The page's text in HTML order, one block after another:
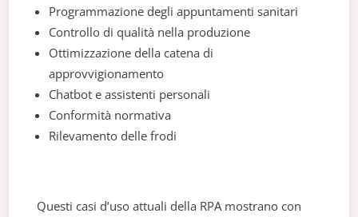
Programmazione degli appuntamenti sanitari
Controllo di qualità nella produzione
Ottimizzazione della catena di
approvvigionamento
Chatbot e assistenti personali
Conformità normativa
Rilevamento delle frodi
Questi casi d’uso attuali della RPA mostrano con